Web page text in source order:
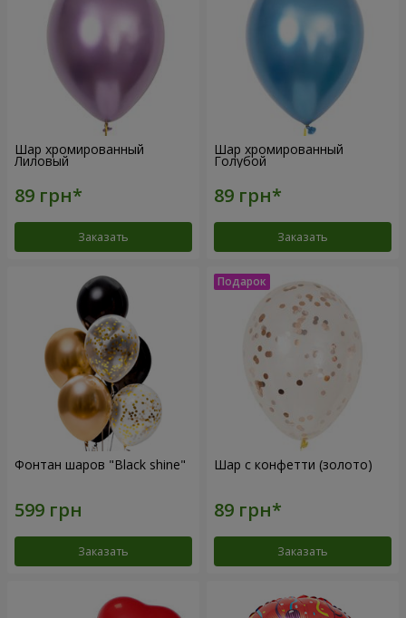
Шар хромированный
Лиловый
Заказать
Шар хромированный
Голубой
Заказать
Фонтан шаров "Black shine"
Заказать
Шар с конфетти (золото)
Заказать